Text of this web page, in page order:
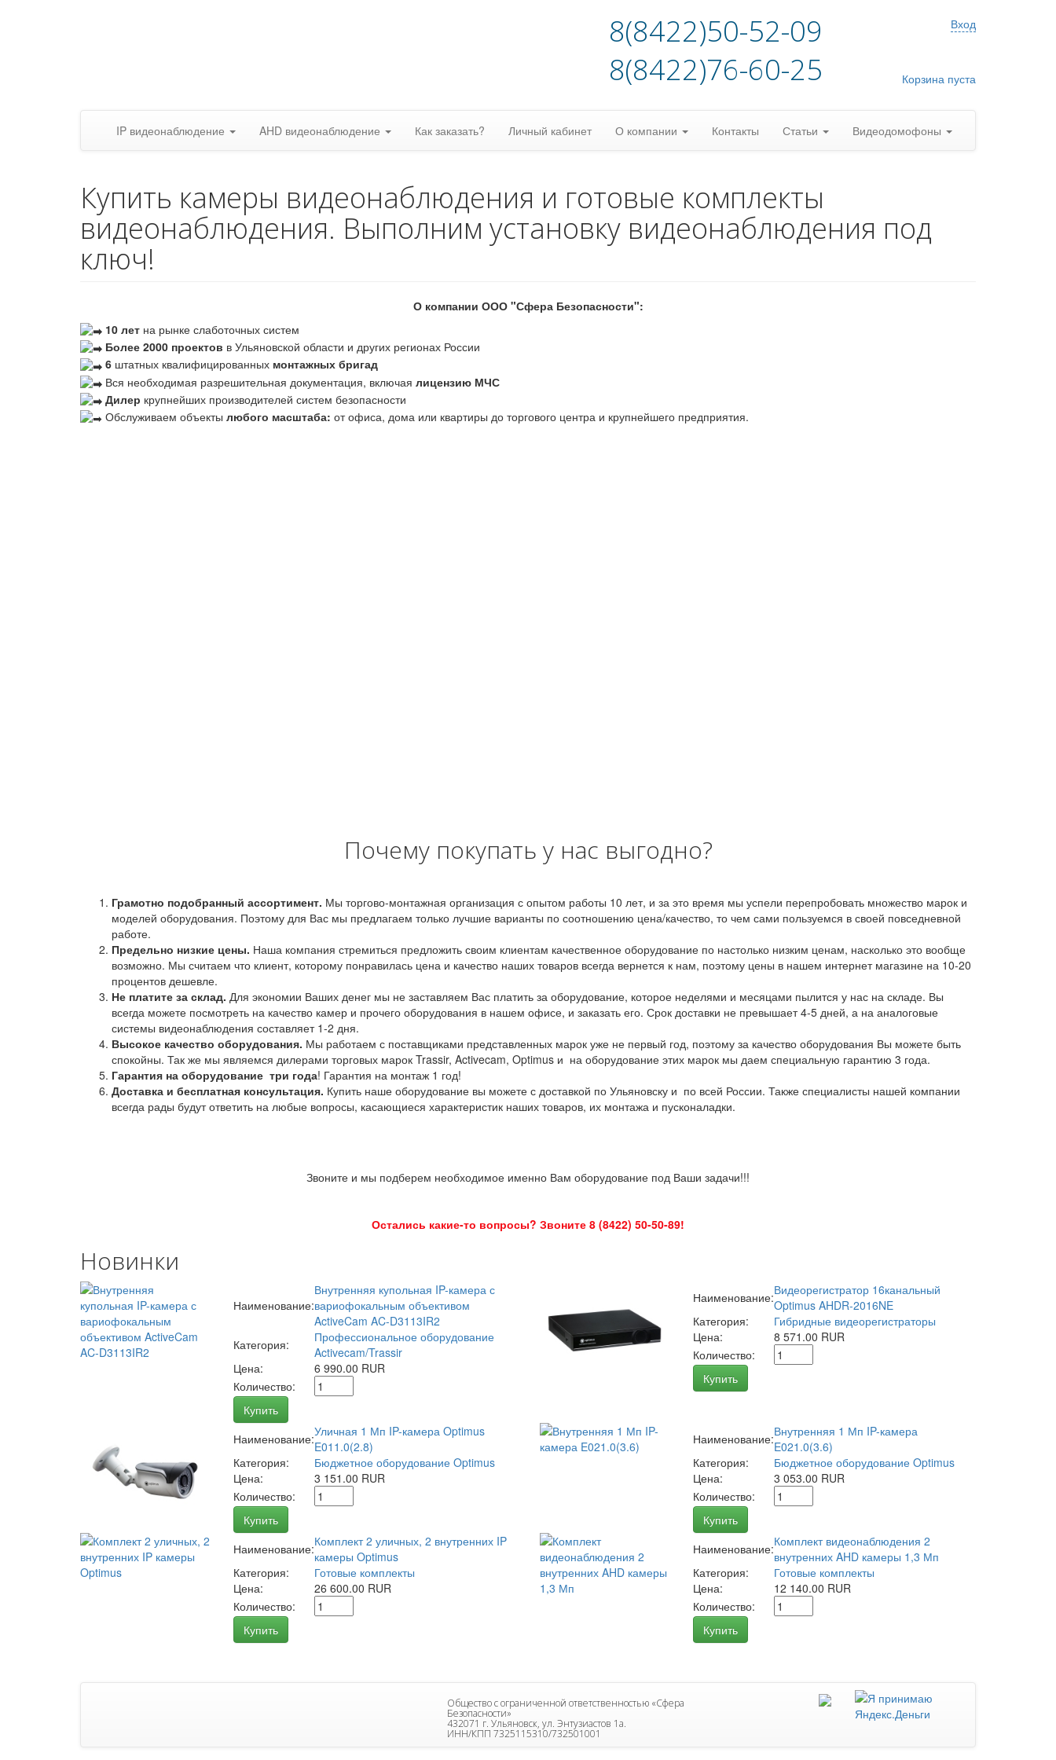
8(8422)50-52-09
8(8422)76-60-25
Вход
Корзина пуста
IP видеонаблюдение AHD видеонаблюдение Как заказать? Личный кабинет О компании Контакты Статьи Видеодомофоны
Купить камеры видеонаблюдения и готовые комплекты
видеонаблюдения. Выполним установку видеонаблюдения под
ключ!
О компании ООО "Сфера Безопасности":
10 лет на рынке слаботочных систем
Более 2000 проектов в Ульяновской области и других регионах России
6 штатных квалифицированных монтажных бригад
Вся необходимая разрешительная документация, включая лицензию МЧС
Дилер крупнейших производителей систем безопасности
Обслуживаем объекты любого масштаба: от офиса, дома или квартиры до торгового центра и крупнейшего предприятия.
Почему покупать у нас выгодно?
Грамотно подобранный ассортимент. Мы торгово-монтажная организация с опытом работы 10 лет, и за это время мы успели перепробовать множество марок и
моделей оборудования. Поэтому для Вас мы предлагаем только лучшие варианты по соотношению цена/качество, то чем сами пользуемся в своей повседневной
работе.
Предельно низкие цены. Наша компания стремиться предложить своим клиентам качественное оборудование по настолько низким ценам, насколько это вообще
возможно. Мы считаем что клиент, которому понравилась цена и качество наших товаров всегда вернется к нам, поэтому цены в нашем интернет магазине на 10-20
процентов дешевле.
Не платите за склад. Для экономии Ваших денег мы не заставляем Вас платить за оборудование, которое неделями и месяцами пылится у нас на складе. Вы
всегда можете посмотреть на качество камер и прочего оборудования в нашем офисе, и заказать его. Срок доставки не превышает 4-5 дней, а на аналоговые
системы видеонаблюдения составляет 1-2 дня.
Высокое качество оборудования. Мы работаем с поставщиками представленных марок уже не первый год, поэтому за качество оборудования Вы можете быть
спокойны. Так же мы являемся дилерами торговых марок Trassir, Activecam, Optimus и на оборудование этих марок мы даем специальную гарантию 3 года.
Гарантия на оборудование три года! Гарантия на монтаж 1 год!
Доставка и бесплатная консультация. Купить наше оборудование вы можете с доставкой по Ульяновску и по всей России. Также специалисты нашей компании
всегда рады будут ответить на любые вопросы, касающиеся характеристик наших товаров, их монтажа и пусконаладки.
Звоните и мы подберем необходимое именно Вам оборудование под Ваши задачи!!!
Остались какие-то вопросы? Звоните 8 (8422) 50-50-89!
Новинки
Наименование:
Внутренняя купольная IP-камера с
вариофокальным объективом
ActiveCam AC-D3113IR2
Категория:
Профессиональное оборудование
Activecam/Trassir
Цена:
6 990.00 RUR
Количество:
Купить
Наименование:Видеорегистратор 16канальный
Optimus AHDR-2016NE
Категория:
Гибридные видеорегистраторы
Цена:
8 571.00 RUR
Количество:
Купить
Наименование:Уличная 1 Мп IP-камера Optimus
E011.0(2.8)
Категория:
Бюджетное оборудование Optimus
Цена:
3 151.00 RUR
Количество:
Купить
Наименование:Внутренняя 1 Мп IP-камера
E021.0(3.6)
Категория:
Бюджетное оборудование Optimus
Цена:
3 053.00 RUR
Количество:
Купить
Наименование:Комплект 2 уличных, 2 внутренних IP
камеры Optimus
Категория:
Готовые комплекты
Цена:
26 600.00 RUR
Количество:
Купить
Наименование:Комплект видеонаблюдения 2
внутренних AHD камеры 1,3 Мп
Категория:
Готовые комплекты
Цена:
12 140.00 RUR
Количество:
Купить
Общество с ограниченной ответственностью «Сфера
Безопасности»
432071 г. Ульяновск, ул. Энтузиастов 1а.
ИНН/КПП 7325115310/732501001